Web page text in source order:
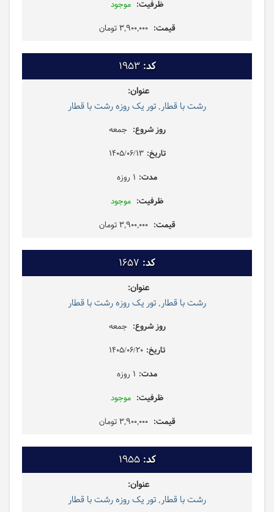
موجود
3,900,000 تومان
1953
رشت با قطار, تور یک روزه رشت با قطار
جمعه
1405/06/13
1 روزه
موجود
3,900,000 تومان
1657
رشت با قطار, تور یک روزه رشت با قطار
جمعه
1405/06/20
1 روزه
موجود
3,900,000 تومان
1955
رشت با قطار, تور یک روزه رشت با قطار